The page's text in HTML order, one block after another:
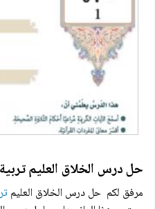
حل درس الخلاق العليم
مرفق لكم حل درس الخلاق العليم